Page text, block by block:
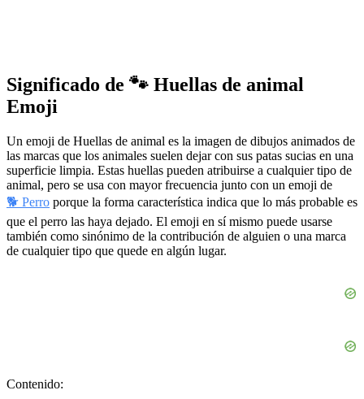
Significado de 🐾 Huellas de animal
Emoji
Un emoji de Huellas de animal es la imagen de dibujos animados de
las marcas que los animales suelen dejar con sus patas sucias en una
superficie limpia. Estas huellas pueden atribuirse a cualquier tipo de
animal, pero se usa con mayor frecuencia junto con un emoji de
🐕 Perro porque la forma característica indica que lo más probable es
que el perro las haya dejado. El emoji en sí mismo puede usarse
también como sinónimo de la contribución de alguien o una marca
de cualquier tipo que quede en algún lugar.
Contenido: